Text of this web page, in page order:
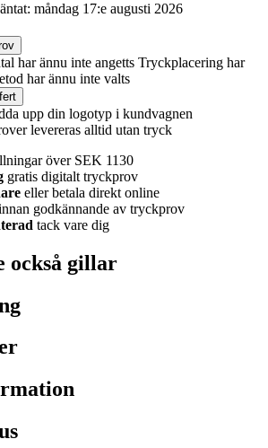
måndag 17:e augusti 2026
har ännu inte angetts Tryckplacering har
har ännu inte valts
upp din logotyp i kundvagnen
levereras alltid utan tryck
över SEK 1130
gratis digitalt tryckprov
eller betala direkt online
godkännande av tryckprov
tack vare dig
också gillar